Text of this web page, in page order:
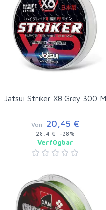
Jatsui Striker X8 Grey 300 M
Von 20,45 €
28,4 €-28%
Verfügbar